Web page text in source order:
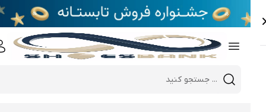
Mobile header search
e